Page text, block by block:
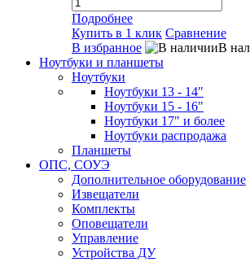
Подробнее
Купить в 1 клик Сравнение
В избранное
В
Ноутбуки и планшеты
Ноутбуки
Ноутбуки 13 - 14"
Ноутбуки 15 - 16"
Ноутбуки 17" и более
Ноутбуки распродажа
Планшеты
ОПС, СОУЭ
Дополнительное оборудование
Извещатели
Комплекты
Оповещатели
Управление
Устройства ДУ